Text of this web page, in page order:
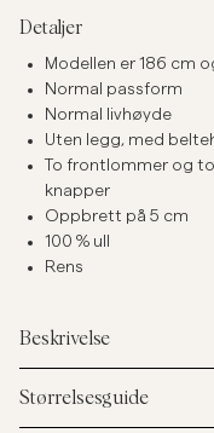
Detaljer
Modellen er 186 cm
Normal passform
Normal livhøyde
Uten legg, med
To frontlommer og
knapper
Oppbrett på 5 cm
100 % ull
Rens
Beskrivelse
Størrelsesguide